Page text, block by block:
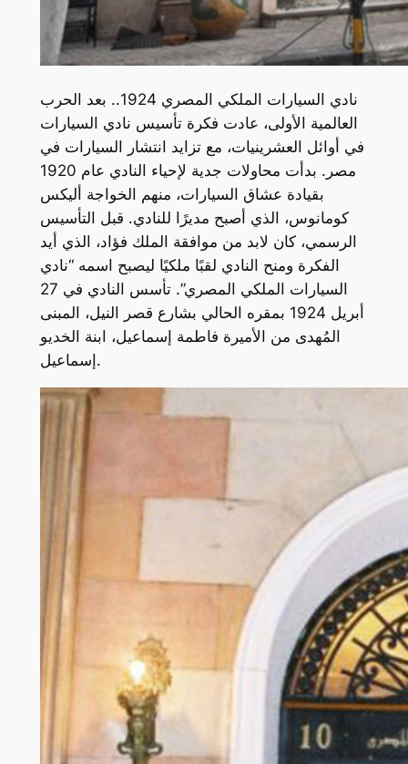
نادي السيارات الملكي المصري 1924.. بعد الحرب
العالمية الأولى، عادت فكرة تأسيس نادي السيارات
في أوائل العشرينيات، مع تزايد انتشار السيارات في
مصر. بدأت محاولات جدية لإحياء النادي عام 1920
بقيادة عشاق السيارات، منهم الخواجة أليكس
كومانوس، الذي أصبح مديرًا للنادي. قبل التأسيس
الرسمي، كان لابد من موافقة الملك فؤاد، الذي أيد
الفكرة ومنح النادي لقبًا ملكيًا ليصبح اسمه “نادي
السيارات الملكي المصري”. تأسس النادي في 27
أبريل 1924 بمقره الحالي بشارع قصر النيل، المبنى
المُهدى من الأميرة فاطمة إسماعيل، ابنة الخديو
إسماعيل.